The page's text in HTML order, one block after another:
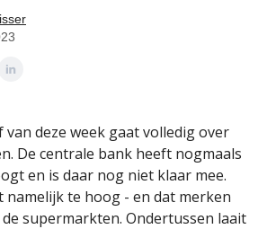
van deze week gaat volledig over
De centrale bank heeft nogmaals
en is daar nog niet klaar mee.
namelijk te hoog - en dat merken
supermarkten. Ondertussen laait